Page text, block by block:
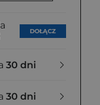
DOŁĄCZ
30 dni
30 dni